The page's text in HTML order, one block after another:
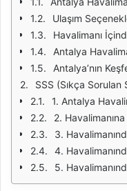
Ulaşım
Havalimanı
Antalya
Antalya’nın
SSS (Sıkça Sorulan
1. Antalya
2.
3.
4.
5.